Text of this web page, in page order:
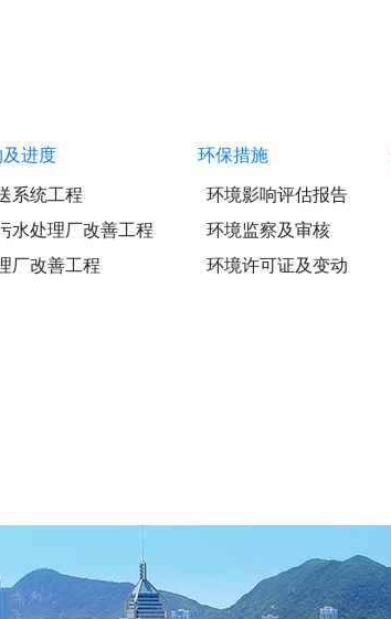
进度
系统工程
水处理厂改善工程
厂改善工程
环保措施
环境影响评估报告
环境监察及审核
环境许可证及变动